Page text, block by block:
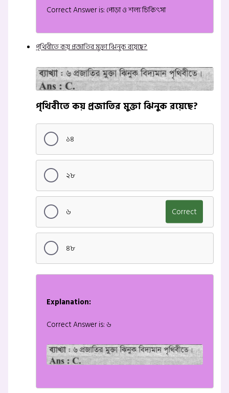
Correct Answer is: পোড়া ও শল্য চিকিৎসা
পৃথিবীতে কয় প্রজাতির মুক্তা ঝিনুক রয়েছে?
পৃথিবীতে কয় প্রজাতির মুক্তা ঝিনুক রয়েছে?
১৪
২৮
৬ Correct
৪৮
Explanation:
Correct Answer is: ৬